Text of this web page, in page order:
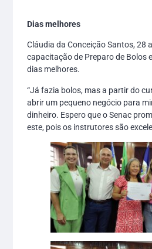
Dias melhores
Cláudia da Conceição Santos, 28
capacitação de Preparo de Bolos
dias melhores.
“Já fazia bolos, mas a partir do
abrir um pequeno negócio para
dinheiro. Espero que o Senac
este, pois os instrutores são